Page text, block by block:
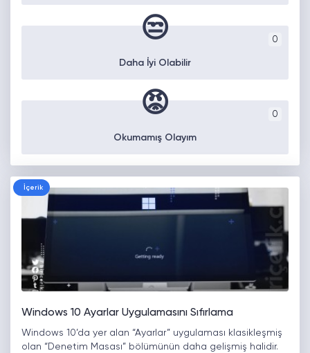
0
😒
Daha İyi Olabilir
0
😡
Okumamış Olayım
İçerik
Windows 10 Ayarlar Uygulamasını Sıfırlama
Windows 10’da yer alan “Ayarlar” uygulaması klasikleşmiş
olan “Denetim Masası” bölümünün daha gelişmiş halidir.